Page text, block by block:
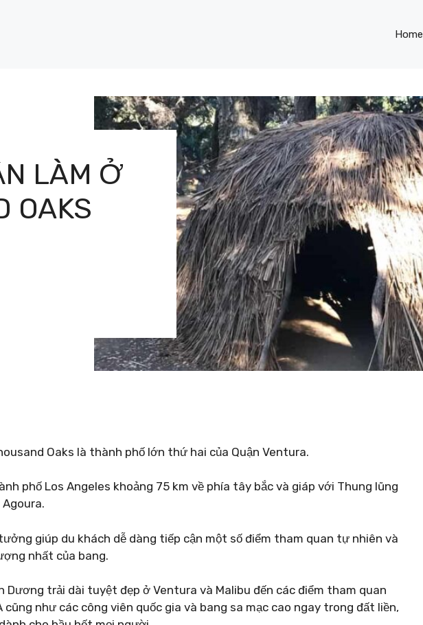
Home
LÀM Ở
OAKS
Oaks là thành phố lớn thứ hai của Quận Ventura.
phố Los Angeles khoảng 75 km về phía tây bắc và giáp với Thung lũng
giúp du khách dễ dàng tiếp cận một số điểm tham quan tự nhiên và
nhất của bang.
Dương trải dài tuyệt đẹp ở Ventura và Malibu đến các điểm tham quan
cũng như các công viên quốc gia và bang sa mạc cao ngay trong đất liền,